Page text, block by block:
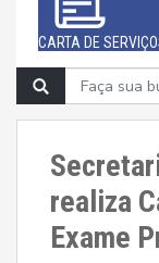
CARTA DE
realiza
Exame